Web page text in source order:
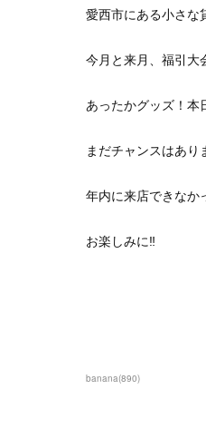
愛西市にある小さな
今月と来月、福引大
あったかグッズ！本
まだチャンスはあり
年内に来店できなか
お楽しみに‼
banana(890)